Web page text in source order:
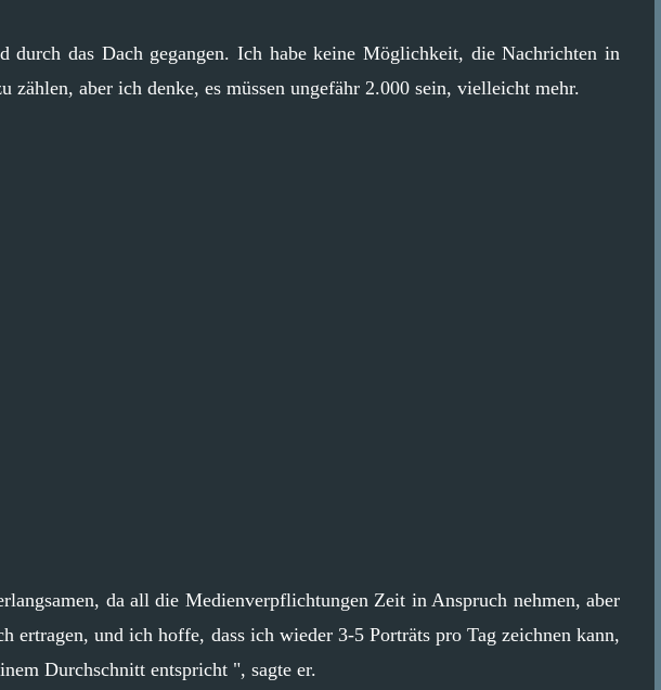
durch das Dach gegangen. Ich habe keine Möglichkeit, die Nachrichten in
zählen, aber ich denke, es müssen ungefähr 2.000 sein, vielleicht mehr.
da all die Medienverpflichtungen Zeit in Anspruch nehmen, aber
ertragen, und ich hoffe, dass ich wieder 3-5 Porträts pro Tag zeichnen kann,
Durchschnitt entspricht ", sagte er.